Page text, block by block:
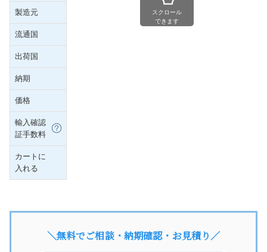
製造元
流通国
出荷国
納期
価格
輸入確認
証手数料
カートに
入れる
スクロール
できます
＼無料でご相談・納期確認・お見積り／